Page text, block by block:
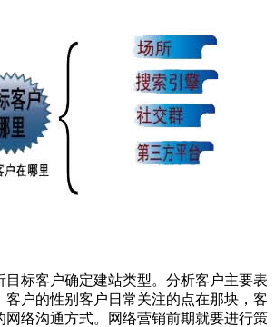
标客户确定建站类型。分析客户主要表
客户的性别客户日常关注的点在那块，客
网络沟通方式。网络营销前期就要进行策